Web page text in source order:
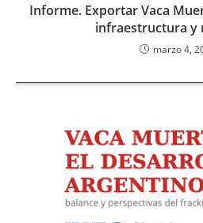
Informe. Exportar Vaca
infraestructura y
marzo 4,